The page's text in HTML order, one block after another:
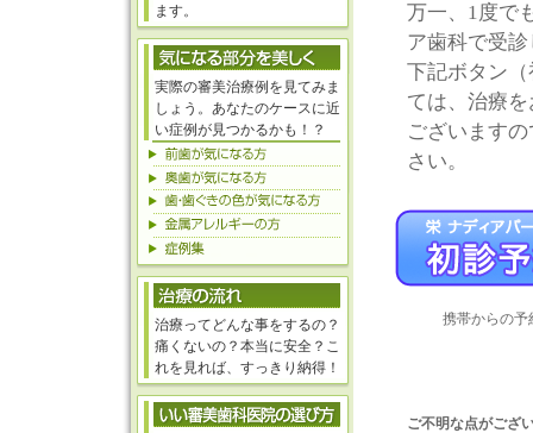
万一、1度で
ア歯科で受
下記ボタン
ては、治療
ございます
さい。
携帯からの予
ご不明な点がござ
ます。
実際の審美治療例を見てみま
しょう。あなたのケースに近
い症例が見つかるかも！？
治療ってどんな事をするの？
痛くないの？本当に安全？こ
れを見れば、すっきり納得！